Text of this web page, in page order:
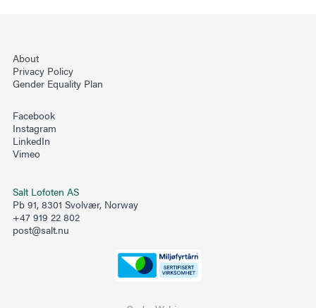
About
Privacy Policy
Gender Equality Plan
Facebook
Instagram
LinkedIn
Vimeo
Salt Lofoten AS
Pb 91, 8301 Svolvær, Norway
+47 919 22 802
post@salt.nu